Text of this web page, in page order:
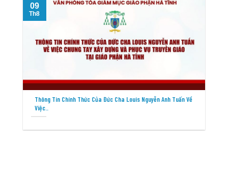
Thông Tin Chính Thức Của Đức Cha Louis Nguyễn Anh Tuấn Về
Việc..
09
Th8